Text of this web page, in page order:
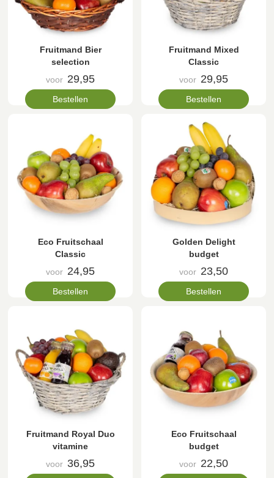
Fruitmand Bier
selection
voor 29,95
Bestellen
Fruitmand Mixed
Classic
voor 29,95
Bestellen
Eco Fruitschaal
Classic
voor 24,95
Bestellen
Golden Delight
budget
voor 23,50
Bestellen
Fruitmand Royal Duo
vitamine
voor 36,95
Eco Fruitschaal
budget
voor 22,50